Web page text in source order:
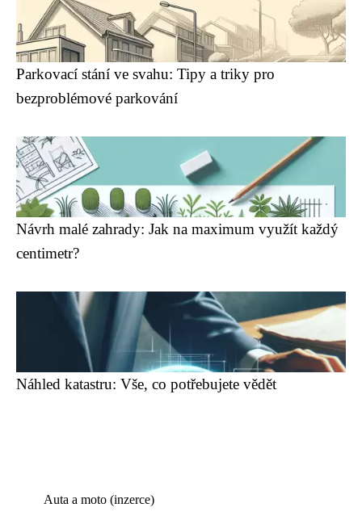
Parkovací stání ve svahu: Tipy a triky pro
bezproblémové parkování
Návrh malé zahrady: Jak na maximum využít každý
centimetr?
Náhled katastru: Vše, co potřebujete vědět
Auta a moto (inzerce)